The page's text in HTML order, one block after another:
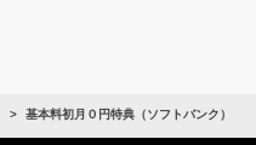
基本料初月０円特典（ソフトバンク）